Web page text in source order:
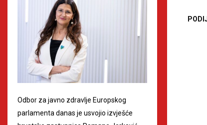
Odbor za javno zdravlje Europskog
parlamenta danas je usvojio izvješće